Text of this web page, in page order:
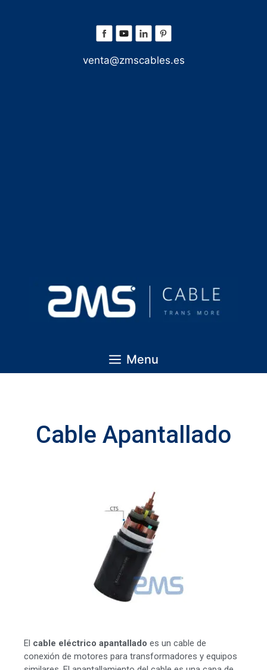
venta@zmscables.es
Menu
Cable Apantallado
El cable eléctrico apantallado es un cable de
conexión de motores para transformadores y equipos